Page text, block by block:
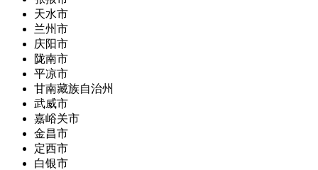
天水市
兰州市
庆阳市
陇南市
平凉市
甘南藏族自治州
武威市
嘉峪关市
金昌市
定西市
白银市